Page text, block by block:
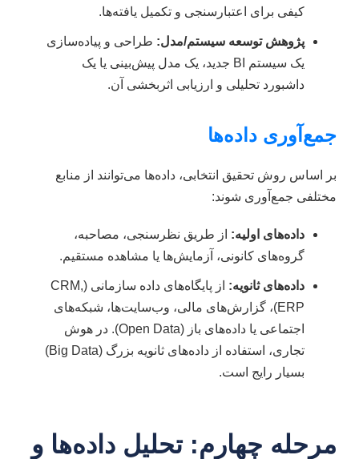
کیفی برای اعتبارسنجی و تکمیل یافته‌ها.
پژوهش توسعه سیستم/مدل: طراحی و پیاده‌سازی
یک سیستم BI جدید، یک مدل پیش‌بینی یا یک
داشبورد تحلیلی و ارزیابی اثربخشی آن.
جمع‌آوری داده‌ها
بر اساس روش تحقیق انتخابی، داده‌ها می‌توانند از منابع
مختلفی جمع‌آوری شوند:
داده‌های اولیه: از طریق نظرسنجی، مصاحبه،
گروه‌های کانونی، آزمایش‌ها یا مشاهده مستقیم.
داده‌های ثانویه:
از پایگاه‌های داده سازمانی (CRM,
ERP)، گزارش‌های مالی، وب‌سایت‌ها، شبکه‌های
اجتماعی یا داده‌های باز (Open Data). در هوش
تجاری، استفاده از داده‌های ثانویه بزرگ (Big Data)
بسیار رایج است.
مرحله چهارم: تحلیل داده‌ها و